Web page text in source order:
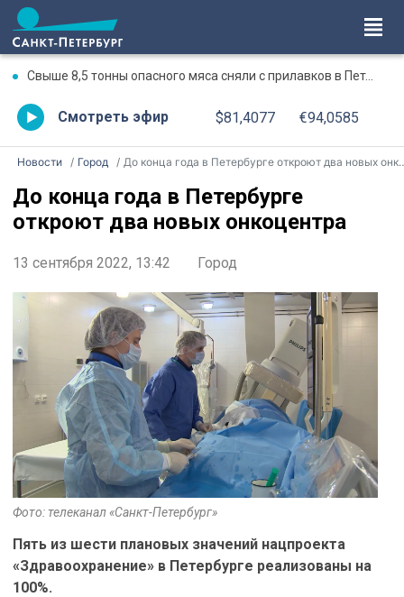
Свыше 8,5 тонны опасного мяса сняли с прилавков в Петербурге и Ленобласти с начала года
Смотреть эфир $81,4077 €94,0585
Новости Город До конца года в Петербурге откроют два новых онкоцентра
До конца года в Петербурге
откроют два новых онкоцентра
13 сентября 2022, 13:42 Город
Фото: телеканал «Санкт-Петербург»
Пять из шести плановых значений нацпроекта
«Здравоохранение» в Петербурге реализованы на
100%.